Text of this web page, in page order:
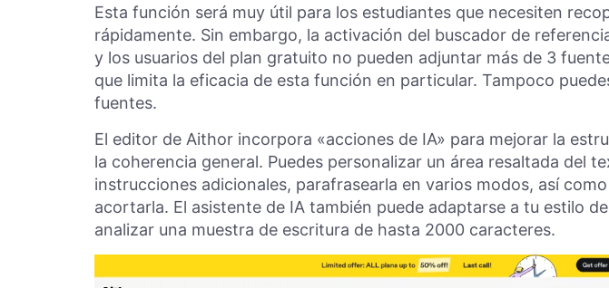
Esta función será muy útil para los estudiantes que necesiten
rápidamente. Sin embargo, la activación del buscador de
y los usuarios del plan gratuito no pueden adjuntar más de 3
que limita la eficacia de esta función en particular. Tampoco
fuentes.
El editor de Aithor incorpora «acciones de IA» para mejorar la
la coherencia general. Puedes personalizar un área resaltada del
instrucciones adicionales, parafrasearla en varios modos, así
acortarla. El asistente de IA también puede adaptarse a tu estilo
analizar una muestra de escritura de hasta 2000 caracteres.